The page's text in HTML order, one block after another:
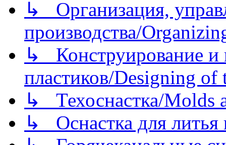
↳ Организация,
производства/
↳ Конструирование и
пластиков/Designing of
↳ Техоснастка/Molds
↳ Оснастка для литья